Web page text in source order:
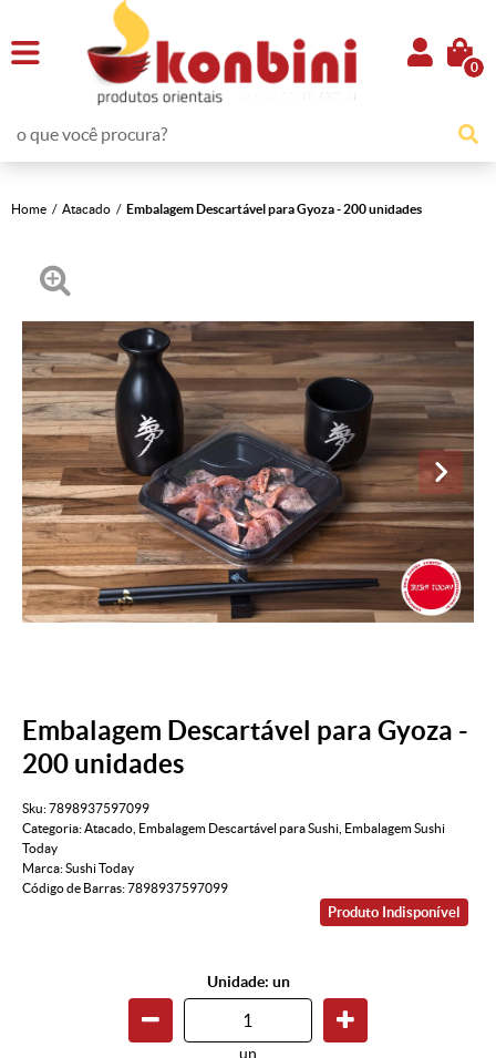
0
Home Atacado Embalagem Descartável para Gyoza - 200 unidades
Embalagem Descartável para Gyoza -
200 unidades
Sku:7898937597099
Categoria:Atacado Embalagem Descartável para Sushi Embalagem Sushi
Today
Marca:Sushi Today
Código de Barras:7898937597099
Produto Indisponível
Unidade: un
un